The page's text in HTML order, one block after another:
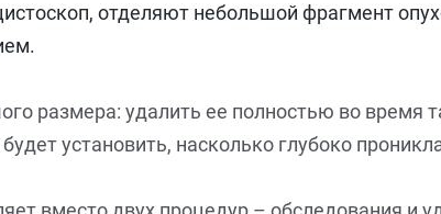
отделяют небольшой фрагмент
размера: удалить ее полностью во время
установить, насколько глубоко